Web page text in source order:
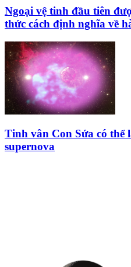
Ngoại vệ tinh đầu tiên
thức cách định nghĩa về
Tinh vân Con Sứa có thể
supernova